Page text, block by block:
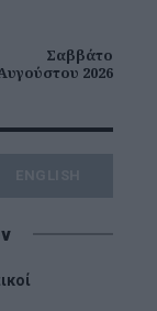
Σαββάτο
2026